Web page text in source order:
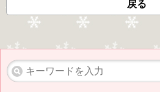
戻る